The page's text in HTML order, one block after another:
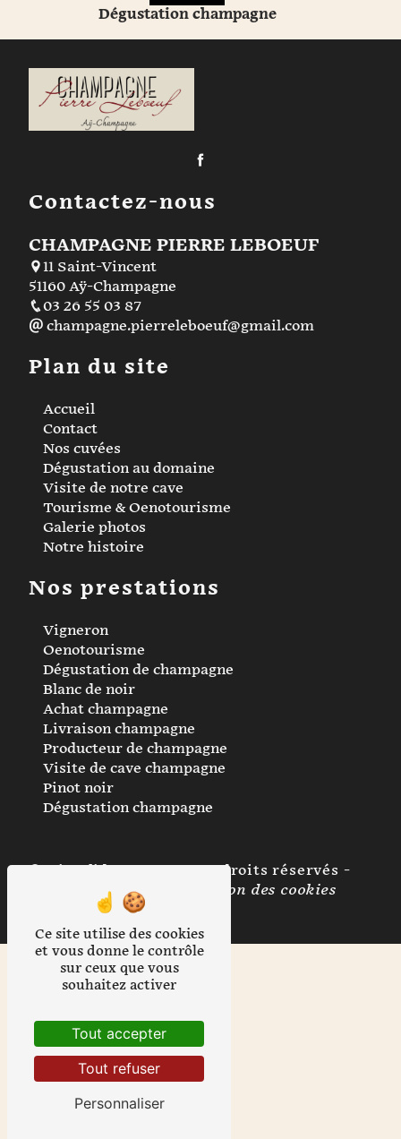
Dégustation champagne
Contactez-nous
CHAMPAGNE PIERRE LEBOEUF
11 Saint-Vincent
51160 Aÿ-Champagne
03 26 55 03 87
champagne.pierreleboeuf@gmail.com
Plan du site
Accueil
Contact
Nos cuvées
Dégustation au domaine
Visite de notre cave
Tourisme & Oenotourisme
Galerie photos
Notre histoire
Nos prestations
Vigneron
Oenotourisme
Dégustation de champagne
Blanc de noir
Achat champagne
Livraison champagne
Producteur de champagne
Visite de cave champagne
Pinot noir
Dégustation champagne
©Vistalid- 2026 - Tous droits réservés -
Mentions légales
Gestion des cookies
Ce site utilise des cookies
et vous donne le contrôle
sur ceux que vous
souhaitez activer
Tout accepter
Tout refuser
Personnaliser